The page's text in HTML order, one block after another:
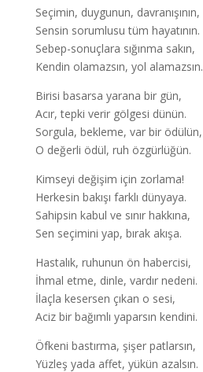
Seçimin, duygunun, davranışının,
Sensin sorumlusu tüm hayatının.
Sebep-sonuçlara sığınma sakın,
Kendin olamazsın, yol alamazsın.
Birisi basarsa yarana bir gün,
Acır, tepki verir gölgesi dünün.
Sorgula, bekleme, var bir ödülün,
O değerli ödül, ruh özgürlüğün.
Kimseyi değişim için zorlama!
Herkesin bakışı farklı dünyaya.
Sahipsin kabul ve sınır hakkına,
Sen seçimini yap, bırak akışa.
Hastalık, ruhunun ön habercisi,
İhmal etme, dinle, vardır nedeni.
İlaçla kesersen çıkan o sesi,
Aciz bir bağımlı yaparsın kendini.
Öfkeni bastırma, şişer patlarsın,
Yüzleş yada affet, yükün azalsın.